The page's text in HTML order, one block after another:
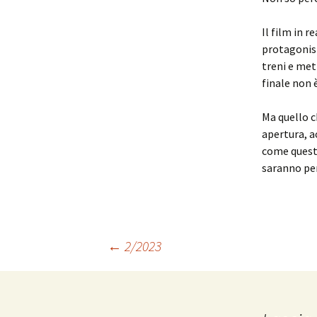
Il film in
treni e
finale non
Ma quello
apertura,
come
saranno
Navigazione
← 2/2023